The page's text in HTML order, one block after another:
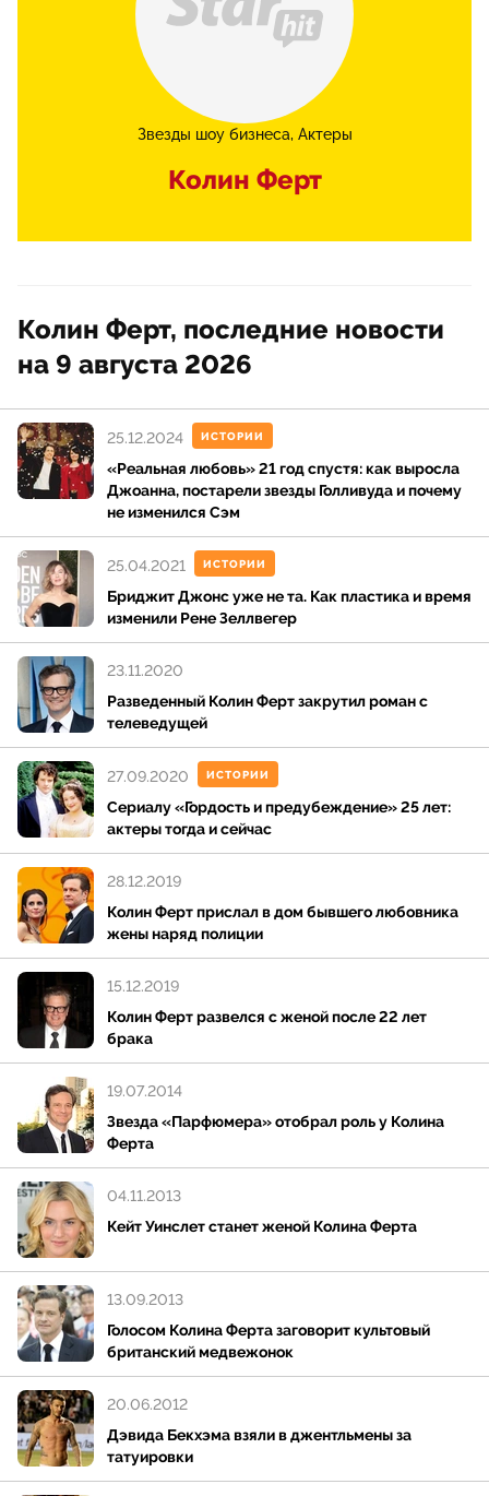
Звезды шоу бизнеса Актеры
Колин Ферт
Колин Ферт, последние новости
на 9 августа 2026
ИСТОРИИ
«Реальная любовь» 21 год спустя: как выросла
Джоанна, постарели звезды Голливуда и почему
не изменился Сэм
25.12.2024
ИСТОРИИ
Бриджит Джонс уже не та. Как пластика и время
изменили Рене Зеллвегер
25.04.2021
Разведенный Колин Ферт закрутил роман с
телеведущей
23.11.2020
ИСТОРИИ
Сериалу «Гордость и предубеждение» 25 лет:
актеры тогда и сейчас
27.09.2020
Колин Ферт прислал в дом бывшего любовника
жены наряд полиции
28.12.2019
Колин Ферт развелся с женой после 22 лет
брака
15.12.2019
Звезда «Парфюмера» отобрал роль у Колина
Ферта
19.07.2014
Кейт Уинслет станет женой Колина Ферта
04.11.2013
Голосом Колина Ферта заговорит культовый
британский медвежонок
13.09.2013
Дэвида Бекхэма взяли в джентльмены за
татуировки
20.06.2012